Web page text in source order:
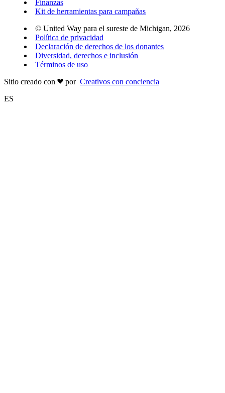
Finanzas
Kit de herramientas para campañas
© United Way para el sureste de Michigan, 2026
Política de privacidad
Declaración de derechos de los donantes
Diversidad, derechos e inclusión
Términos de uso
Sitio creado con
por Creativos con conciencia
ES